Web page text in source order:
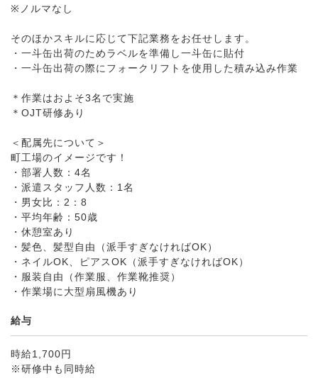
※ノルマなし
そのほかスキルに応じて下記業務をお任せします。
・一斗缶出荷のためラベルを準備し一斗缶に貼付
・一斗缶出荷の際にフォークリフトを使用した積み込み作業
＊作業はおよそ3名で実施
＊OJT研修あり
＜配属先について＞
町工場のイメージです！
・部署人数：4名
・派遣スタッフ人数：1名
・男女比：2：8
・平均年齢：50歳
・休憩室あり
・髪色、髪型自由（派手すぎなければOK）
・ネイルOK、ピアスOK（派手すぎなければOK）
・服装自由（作業服、作業靴推奨）
・作業場に大型扇風機あり
給与
時給1,700円
※研修中も同時給